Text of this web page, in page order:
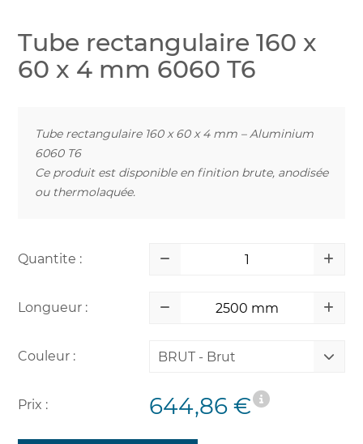
Tube rectangulaire 160 x
60 x 4 mm 6060 T6
Tube rectangulaire 160 x 60 x 4 mm – Aluminium
6060 T6
Ce produit est disponible en finition brute, anodisée
ou thermolaquée.
Quantite :
Longueur :
Couleur : BRUT - Brut
Prix : 644,86 €